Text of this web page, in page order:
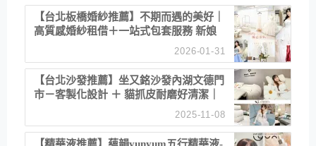
【台北板橋婚紗推薦】不期而遇的美好｜
高質感婚紗租借＋一站式包套服務 新娘
2026-01-31
【台北沙發推薦】坐又銘沙發內湖文德門
市－客製化設計 ＋ 貓抓皮耐磨好清潔｜
直營直銷、價格透明 高CP值打造夢想
2025-11-08